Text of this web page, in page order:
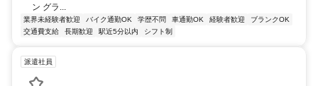
ン グラ...
業界未経験者歓迎 バイク通勤OK 学歴不問 車通勤OK 経験者歓迎
ブランクOK
交通費支給
長期歓迎 駅近5分以内 シフト制
派遣社員